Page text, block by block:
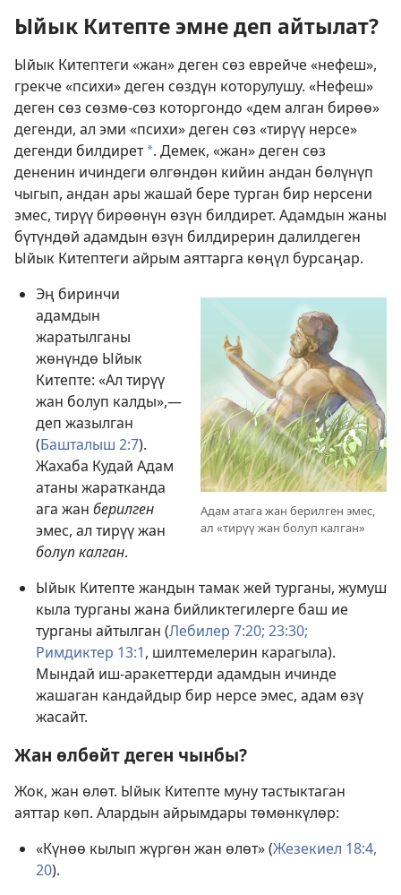
Ыйык Китепте эмне деп айтылат?
Ыйык Китептеги «жан» деген сөз еврейче «нефеш»,
грекче «психи» деген сөздүн которулушу. «Нефеш»
деген сөз сөзмө-сөз которгондо «дем алган бирөө»
дегенди, ал эми «психи» деген сөз «тирүү нерсе»
дегенди билдирет a. Демек, «жан» деген сөз
дененин ичиндеги өлгөндөн кийин андан бөлүнүп
чыгып, андан ары жашай бере турган бир нерсени
эмес, тирүү бирөөнүн өзүн билдирет. Адамдын жаны
бүтүндөй адамдын өзүн билдирерин далилдеген
Ыйык Китептеги айрым аяттарга көңүл бурсаңар.
Адам атага жан берилген эмес,
ал «тирүү жан болуп калган»
Эң биринчи
адамдын
жаратылганы
жөнүндө Ыйык
Китепте: «Ал тирүү
жан болуп калды»,—
деп жазылган
(Башталыш 2:7).
Жахаба Кудай Адам
атаны жаратканда
ага жан берилген
эмес, ал тирүү жан
болуп калган.
Ыйык Китепте жандын тамак жей турганы, жумуш
кыла турганы жана бийликтегилерге баш ие
турганы айтылган (Лебилер 7:20; 23:30;
Римдиктер 13:1, шилтемелерин карагыла).
Мындай иш-аракеттерди адамдын ичинде
жашаган кандайдыр бир нерсе эмес, адам өзү
жасайт.
Жан өлбөйт деген чынбы?
Жок, жан өлөт. Ыйык Китепте муну тастыктаган
аяттар көп. Алардын айрымдары төмөнкүлөр:
«Күнөө кылып жүргөн жан өлөт» (Жезекиел 18:4,
20).